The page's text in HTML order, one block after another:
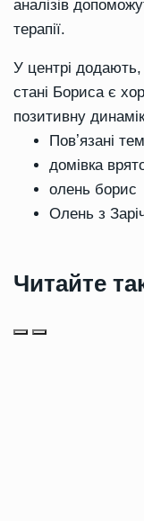
аналізів
терапії.
У центрі
стані Бориса є
позитивну
Повʼязані
домівка
олень борис
Олень з
Читайте